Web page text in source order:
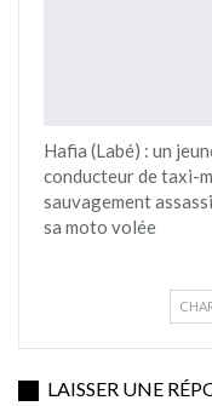
Hafia (Labé) : un
conducteur de taxi-
sauvagement
sa moto volée
LAISSER UNE